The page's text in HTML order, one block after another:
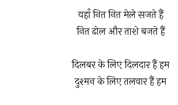
यहाँ नित नित मेले सजते हैं
नित ढोल और ताशे बजते हैं
दिलबर के लिए दिलदार हैं हम
दुश्मन के लिए तलवार हैं हम